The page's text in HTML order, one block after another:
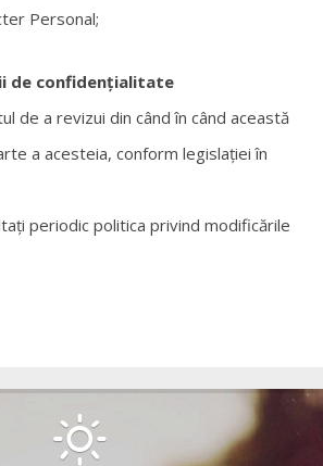
Personal;
de confidențialitate
de a revizui din când în când această
a acesteia, conform legislației în
periodic politica privind modificările